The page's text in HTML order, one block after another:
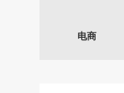
电商